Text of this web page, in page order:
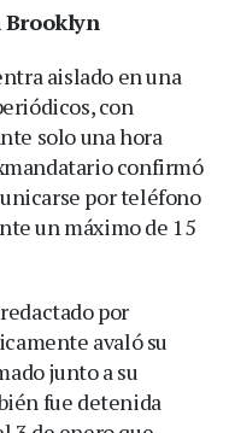
Brooklyn
aislado en una
con
solo una hora
confirmó
por teléfono
un máximo de 15
por
avaló su
junto a su
fue detenida